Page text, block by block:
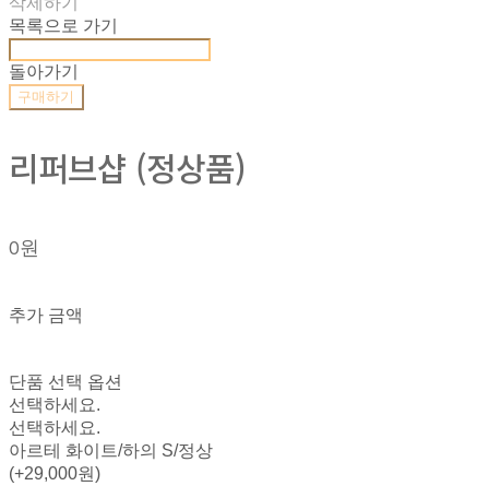
목록으로 가기
돌아가기
구매하기
리퍼브샵 (정상품)
0원
추가 금액
단품 선택 옵션
선택하세요.
선택하세요.
아르테 화이트/하의 S/정상
(+29,000원)